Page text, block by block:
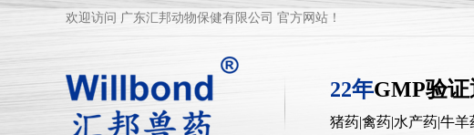
欢迎访问 广东汇邦动物保健有限公司 官方网站！
22年GMP验
猪药|禽药|水产药|牛羊